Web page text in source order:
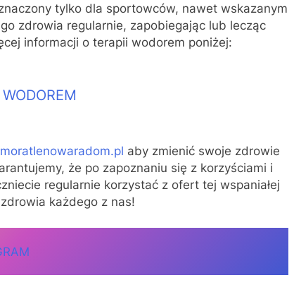
tylko dla sportowców, nawet wskazanym
zdrowia regularnie, zapobiegając lub lecząc
informacji o terapii wodorem poniżej:
aby zmienić swoje zdrowie
że po zapoznaniu się z korzyściami i
regularnie korzystać z ofert tej wspaniałej
każdego z nas!